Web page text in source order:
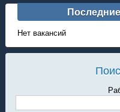
Нет вакансий